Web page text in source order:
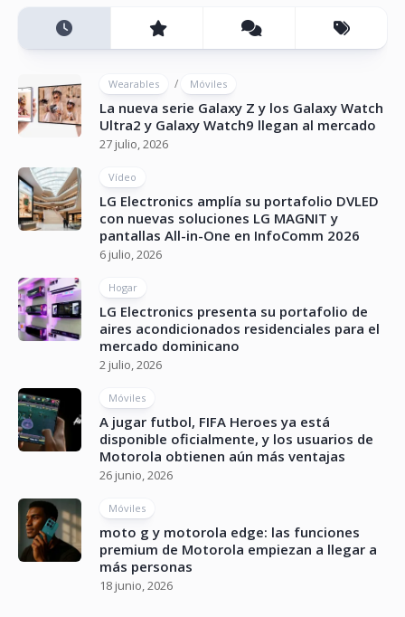
Wearables / Móviles
La nueva serie Galaxy Z y los Galaxy Watch
Ultra2 y Galaxy Watch9 llegan al mercado
27 julio, 2026
Vídeo
LG Electronics amplía su portafolio DVLED
con nuevas soluciones LG MAGNIT y
pantallas All-in-One en InfoComm 2026
6 julio, 2026
Hogar
LG Electronics presenta su portafolio de
aires acondicionados residenciales para el
mercado dominicano
2 julio, 2026
Móviles
A jugar futbol, FIFA Heroes ya está
disponible oficialmente, y los usuarios de
Motorola obtienen aún más ventajas
26 junio, 2026
Móviles
moto g y motorola edge: las funciones
premium de Motorola empiezan a llegar a
más personas
18 junio, 2026